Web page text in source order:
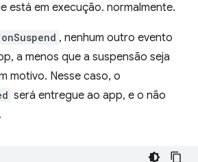
está em execução. normalmente.
onSuspend , nenhum outro evento
a menos que a suspensão seja
motivo. Nesse caso, o
será entregue ao app, e o não